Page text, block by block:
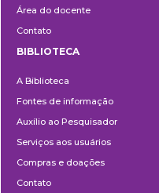
Área do docente
Contato
BIBLIOTECA
A Biblioteca
Fontes de informação
Auxílio ao Pesquisador
Serviços aos usuários
Compras e doações
Contato